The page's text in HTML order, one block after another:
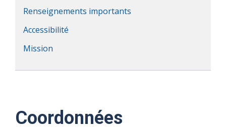
Renseignements importants
Accessibilité
Mission
Coordonnées